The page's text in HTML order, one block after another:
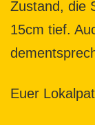
Zustand, die
15cm tief.
Euer